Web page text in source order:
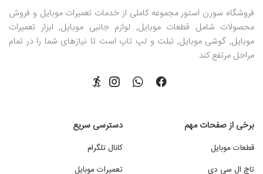
فروشگاه سورن استور مجموعه کاملی از خدمات تعمیرات موبایل و فروش
محصولات شامل قطعات موبایل, لوازم جانبی موبایل, ابزار تعمیرات
موبایل, گوشی موبایل, تبلت و لپ تاپ است تا نیازهای شما را در تمام
مراحل مرتفع کند.
برخی از صفحات مهم
قطعات موبایل
تاچ ال سی دی
دسترسی سریع
کانال تلگرام
تعمیرات موبایل